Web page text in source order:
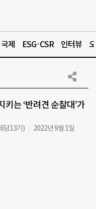
국제 ESG·CSR 인터뷰
키는 ‘반려견 순찰대’가
담13기) 2022년 9월 1일